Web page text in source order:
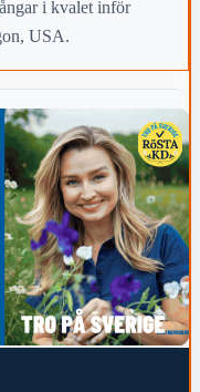
i kvalet inför
USA.